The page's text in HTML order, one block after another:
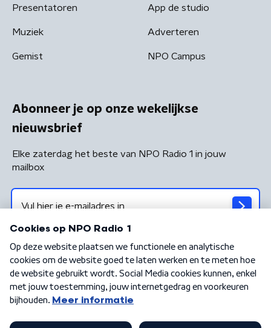
Presentatoren
Muziek
Gemist
App de studio
Adverteren
NPO Campus
Abonneer je op onze wekelijkse
nieuwsbrief
Elke zaterdag het beste van NPO Radio 1 in jouw
mailbox
Algemene voorwaarden